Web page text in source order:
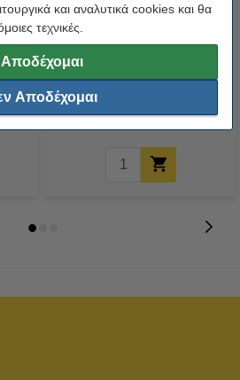
και αναλυτικά cookies και θα
τεχνικές.
Αποδέχομαι
Αποδέχομαι
Ταινία Brother TZe-221 8m x
7,95 € Συμπ. 24% ΦΠΑ